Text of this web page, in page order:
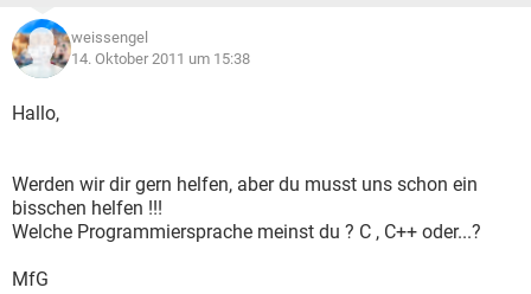
weissengel
14. Oktober 2011 um 15:38
Hallo,
Werden wir dir gern helfen, aber du musst uns schon ein
bisschen helfen !!!
Welche Programmiersprache meinst du ? C , C++ oder...?
MfG